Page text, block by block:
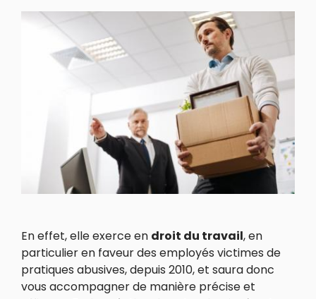
En effet, elle exerce en droit du travail, en
particulier en faveur des employés victimes de
pratiques abusives, depuis 2010, et saura donc
vous accompagner de manière précise et